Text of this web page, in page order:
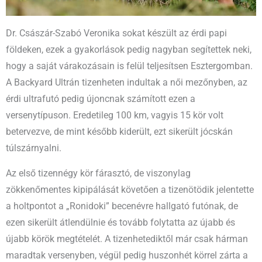
Dr. Császár-Szabó Veronika sokat készült az érdi papi
földeken, ezek a gyakorlások pedig nagyban segítettek neki,
hogy a saját várakozásain is felül teljesítsen Esztergomban.
A Backyard Ultrán tizenheten indultak a női mezőnyben, az
érdi ultrafutó pedig újoncnak számított ezen a
versenytípuson. Eredetileg 100 km, vagyis 15 kör volt
betervezve, de mint később kiderült, ezt sikerült jócskán
túlszárnyalni.
Az első tizennégy kör fárasztó, de viszonylag
zökkenőmentes kipipálását követően a tizenötödik jelentette
a holtpontot a „Ronidoki” becenévre hallgató futónak, de
ezen sikerült átlendülnie és tovább folytatta az újabb és
újabb körök megtételét. A tizenhetediktől már csak hárman
maradtak versenyben, végül pedig huszonhét körrel zárta a